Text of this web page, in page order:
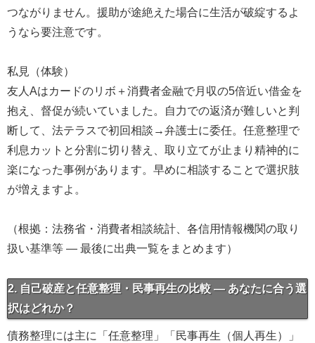
つながりません。援助が途絶えた場合に生活が破綻するよ
うなら要注意です。
私見（体験）
友人Aはカードのリボ＋消費者金融で月収の5倍近い借金を
抱え、督促が続いていました。自力での返済が難しいと判
断して、法テラスで初回相談→弁護士に委任。任意整理で
利息カットと分割に切り替え、取り立てが止まり精神的に
楽になった事例があります。早めに相談することで選択肢
が増えますよ。
（根拠：法務省・消費者相談統計、各信用情報機関の取り
扱い基準等 — 最後に出典一覧をまとめます）
2. 自己破産と任意整理・民事再生の比較 — あなたに合う選
択はどれか？
債務整理には主に「任意整理」「民事再生（個人再生）」